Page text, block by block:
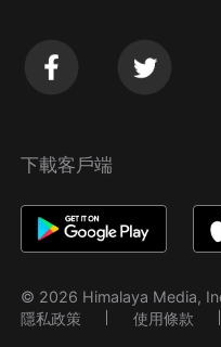
下載客戶端
© 2026 Himalaya Media,
隱私政策
使用條款